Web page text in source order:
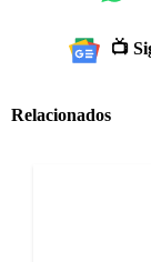
📺
Relacionados